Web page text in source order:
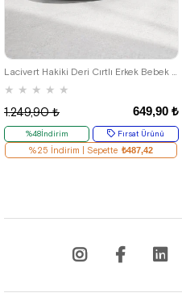
★ ★ ★ ★ ★
649,90 ₺
1.249,90 ₺
%48İndirim Fırsat Ürünü
%25 İndirim | Sepette ₺487,42